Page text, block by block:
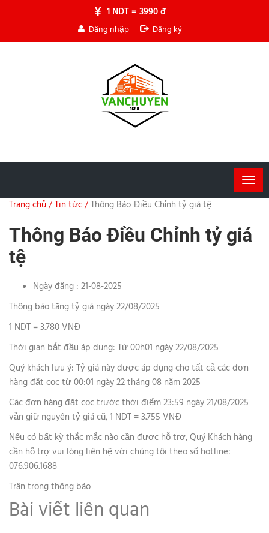
1 NDT = 3990 đ
Đăng nhập Đăng ký
Trang chủ /Tin tức /Thông Báo Điều Chỉnh tỷ giá tệ
Thông Báo Điều Chỉnh tỷ giá
tệ
Ngày đăng : 21-08-2025
Thông báo tăng tỷ giá ngày 22/08/2025
1 NDT = 3.780 VNĐ
Thời gian bắt đầu áp dụng: Từ 00h01 ngày 22/08/2025
Quý khách lưu ý: Tỷ giá này được áp dụng cho tất cả các đơn
hàng đặt cọc từ 00:01 ngày 22 tháng 08 năm 2025
Các đơn hàng đặt cọc trước thời điểm 23:59 ngày 21/08/2025
vẫn giữ nguyên tỷ giá cũ, 1 NDT = 3.755 VNĐ
Nếu có bất kỳ thắc mắc nào cần được hỗ trợ, Quý Khách hàng
cần hỗ trợ vui lòng liên hệ với chúng tôi theo số hotline:
076.906.1688
Trân trọng thông báo
Bài viết liên quan